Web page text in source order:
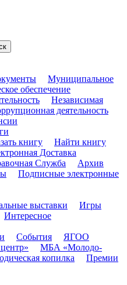
Муниципальное
обеспечение
Независимая
деятельность
книгу
Найти книгу
Доставка
Служба
Архив
Подписные электронные
выставки
Игры
Интересное
События
ЯГОО
МБА «Молодо-
копилка
Премии